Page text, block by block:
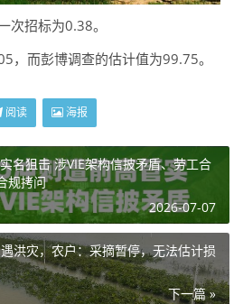
招标为0.38。
而彭博调查的估计值为99.75。
阅读 海报
名狙击 涉VIE架构信披矛盾、劳工合
规拷问
2026-07-07
洪灾，农户：采摘暂停，无法估计损
下一篇 »